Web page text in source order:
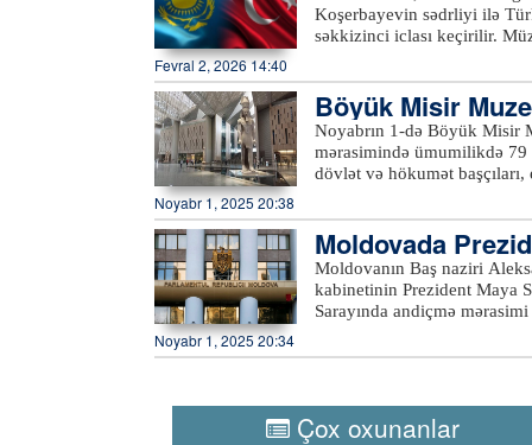
Koşerbayevin sədrliyi ilə
səkkizinci iclası keçirilir.
əməkdaşlığın
çoxtərəfli platformalarda,
əməkdaşlığın
Orta Dəhliz boyunca
ticarət dövriyyəsini ildə 15
nazirlərinin ikitərəfli görüşü
Fevral 2, 2026 14:40
Böyük Misir
ək
Noyabrın 1-də Böyük Misir
mərasimində ümumilikdə
dövlət və hökumət
vəziyyətinə gətirilib. Açılış
yanaşı yolboyu dalğalanır.
Böyük Misir Muzeyinin
kvadrat metrə yaxındır.
eksponat saxlanılır.
şəkildə nümayiş olunur.
Noyabr 1, 2025 20:38
Moldovada
Moldovanın Baş naziri
kabinetinin Prezident Maya
Sarayında andiçmə
vəzifələrini qoruyanlar daxil
çıxış edərək ölkənin
Noyabr 1, 2025 20:34
Çox oxunanlar